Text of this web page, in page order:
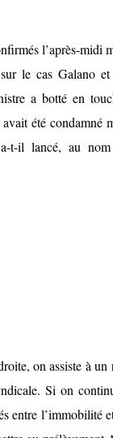
l’après-midi
le cas Galano
a botté en
été condamné
t-il lancé, au
on assiste à
Si on
entre l’immobilité